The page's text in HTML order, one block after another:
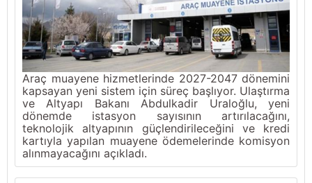
Araç muayene hizmetlerinde 2027-2047 dönemini
kapsayan yeni sistem için süreç başlıyor. Ulaştırma
ve Altyapı Bakanı Abdulkadir Uraloğlu, yeni
dönemde istasyon sayısının artırılacağını,
teknolojik altyapının güçlendirileceğini ve kredi
kartıyla yapılan muayene ödemelerinde komisyon
alınmayacağını açıkladı.